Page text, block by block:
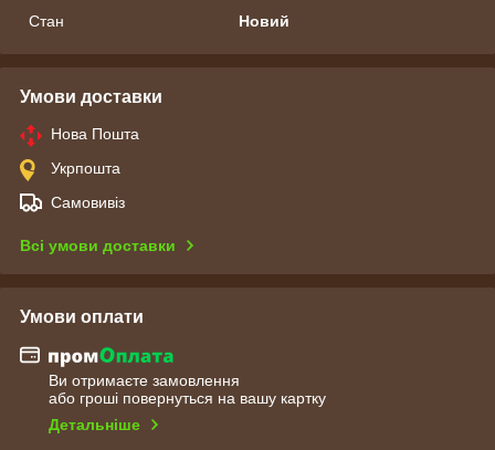
Стан
Новий
Умови доставки
Нова Пошта
Укрпошта
Самовивіз
Всі умови доставки
Умови оплати
Ви отримаєте замовлення
або гроші повернуться на вашу картку
Детальніше